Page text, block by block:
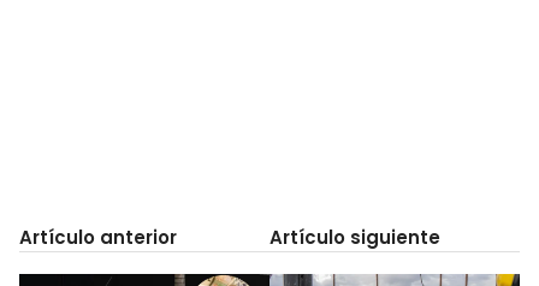
Artículo anterior Artículo siguiente